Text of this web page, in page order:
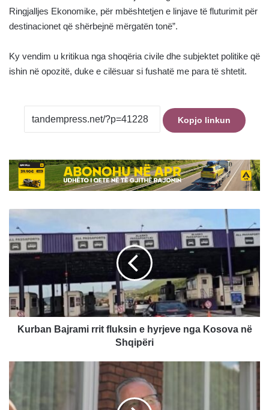
Ringjalljes Ekonomike, për mbështetjen e linjave të fluturimit për
destinacionet që shërbejnë mërgatën tonë”.
Ky vendim u kritikua nga shoqëria civile dhe subjektet politike që
ishin në opozitë, duke e cilësuar si fushatë me para të shtetit.
Kopjo linkun
Kurban
Bajrami
rrit
fluksin
Kosova
në
Shqipëri
Kurban Bajrami rrit fluksin e hyrjeve nga Kosova në
Shqipëri
Hamza:
Buxheti
po
përdoret